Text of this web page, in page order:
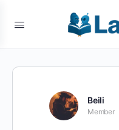
Beili
Member